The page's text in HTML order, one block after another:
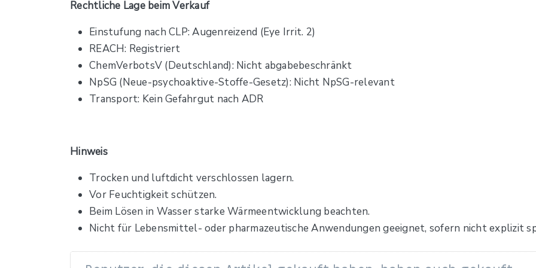
Rechtliche Lage beim Verkauf
Einstufung nach CLP: Augenreizend (Eye Irrit. 2)
REACH: Registriert
ChemVerbotsV (Deutschland): Nicht abgabebeschränkt
NpSG (Neue-psychoaktive-Stoffe-Gesetz): Nicht NpSG-relevant
Transport: Kein Gefahrgut nach ADR
Hinweis
Trocken und luftdicht verschlossen lagern.
Vor Feuchtigkeit schützen.
Beim Lösen in Wasser starke Wärmeentwicklung beachten.
Nicht für Lebensmittel- oder pharmazeutische Anwendungen geeignet, sofern nicht explizit